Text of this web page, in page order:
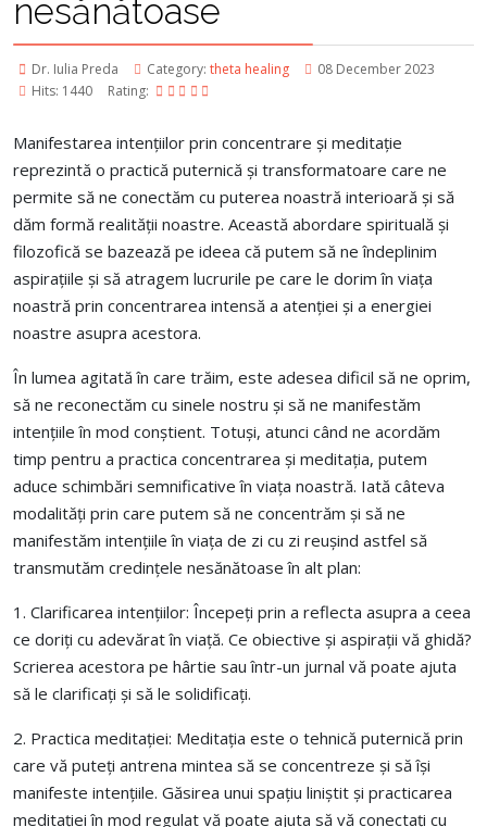
nesănătoase
Dr. Iulia Preda Category: theta healing
08 December 2023
Hits: 1440
Rating:
Manifestarea intențiilor prin concentrare și meditație
reprezintă o practică puternică și transformatoare care ne
permite să ne conectăm cu puterea noastră interioară și să
dăm formă realității noastre. Această abordare spirituală și
filozofică se bazează pe ideea că putem să ne îndeplinim
aspirațiile și să atragem lucrurile pe care le dorim în viața
noastră prin concentrarea intensă a atenției și a energiei
noastre asupra acestora.
În lumea agitată în care trăim, este adesea dificil să ne oprim,
să ne reconectăm cu sinele nostru și să ne manifestăm
intențiile în mod conștient. Totuși, atunci când ne acordăm
timp pentru a practica concentrarea și meditația, putem
aduce schimbări semnificative în viața noastră. Iată câteva
modalități prin care putem să ne concentrăm și să ne
manifestăm intențiile în viața de zi cu zi reușind astfel să
transmutăm credințele nesănătoase în alt plan:
1. Clarificarea intențiilor: Începeți prin a reflecta asupra a ceea
ce doriți cu adevărat în viață. Ce obiective și aspirații vă ghidă?
Scrierea acestora pe hârtie sau într-un jurnal vă poate ajuta
să le clarificați și să le solidificați.
2. Practica meditației: Meditația este o tehnică puternică prin
care vă puteți antrena mintea să se concentreze și să își
manifeste intențiile. Găsirea unui spațiu liniștit și practicarea
meditației în mod regulat vă poate ajuta să vă conectați cu